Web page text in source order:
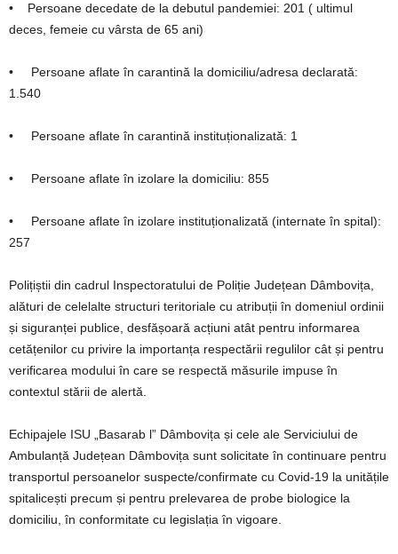
• Persoane decedate de la debutul pandemiei: 201 ( ultimul
deces, femeie cu vârsta de 65 ani)
• Persoane aflate în carantină la domiciliu/adresa declarată:
1.540
• Persoane aflate în carantină instituționalizată: 1
• Persoane aflate în izolare la domiciliu: 855
• Persoane aflate în izolare instituționalizată (internate în spital):
257
Polițiștii din cadrul Inspectoratului de Poliție Județean Dâmbovița,
alături de celelalte structuri teritoriale cu atribuții în domeniul ordinii
și siguranței publice, desfășoară acțiuni atât pentru informarea
cetățenilor cu privire la importanța respectării regulilor cât și pentru
verificarea modului în care se respectă măsurile impuse în
contextul stării de alertă.
Echipajele ISU „Basarab l” Dâmbovița și cele ale Serviciului de
Ambulanță Județean Dâmbovița sunt solicitate în continuare pentru
transportul persoanelor suspecte/confirmate cu Covid-19 la unitățile
spitalicești precum și pentru prelevarea de probe biologice la
domiciliu, în conformitate cu legislația în vigoare.